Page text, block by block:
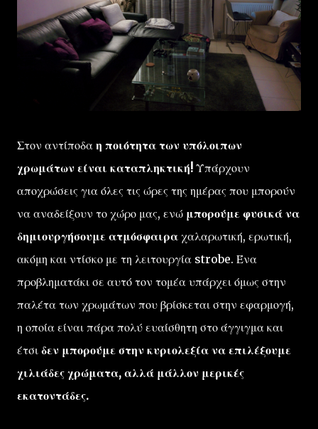
Στον αντίποδα η ποιότητα των υπόλοιπων
χρωμάτων είναι καταπληκτική! Υπάρχουν
αποχρώσεις για όλες τις ώρες της ημέρας που μπορούν
να αναδείξουν το χώρο μας, ενώ μπορούμε φυσικά να
δημιουργήσουμε ατμόσφαιρα χαλαρωτική, ερωτική,
ακόμη και ντίσκο με τη λειτουργία strobe. Ένα
προβληματάκι σε αυτό τον τομέα υπάρχει όμως στην
παλέτα των χρωμάτων που βρίσκεται στην εφαρμογή,
η οποία είναι πάρα πολύ ευαίσθητη στο άγγιγμα και
έτσι δεν μπορούμε στην κυριολεξία να επιλέξουμε
χιλιάδες χρώματα, αλλά μάλλον μερικές
εκατοντάδες.